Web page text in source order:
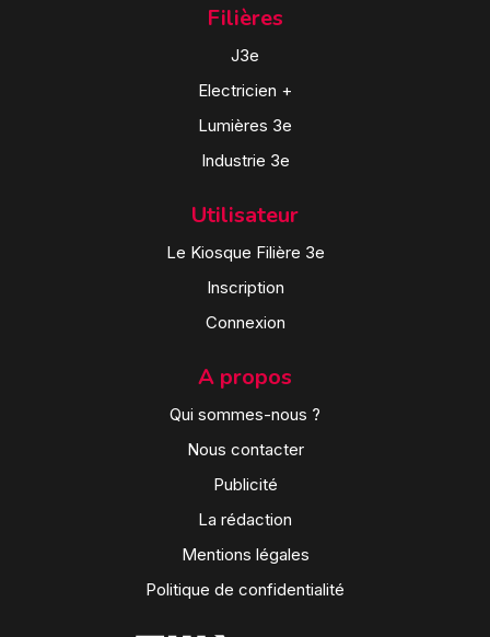
Filières
J3e
Electricien +
Lumières 3e
Industrie 3e
Utilisateur
Le Kiosque Filière 3e
Inscription
Connexion
A propos
Qui sommes-nous ?
Nous contacter
Publicité
La rédaction
Mentions légales
Politique de confidentialité